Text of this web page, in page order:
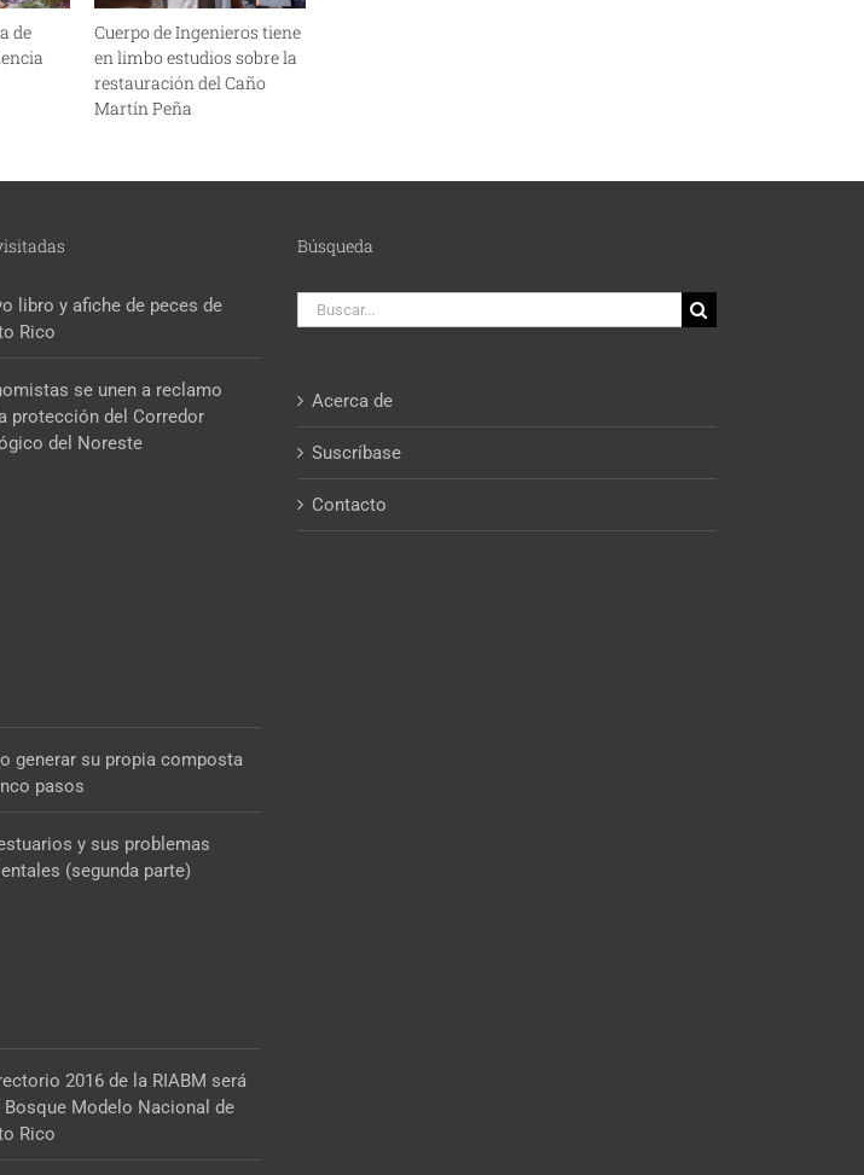
de
Cuerpo de Ingenieros tiene
en limbo estudios sobre la
restauración del Caño
Martín Peña
libro y afiche de peces de
Rico
se unen a reclamo
protección del Corredor
del Noreste
generar su propia composta
pasos
y sus problemas
(segunda parte)
2016 de la RIABM será
Bosque Modelo Nacional de
Rico
Búsqueda
Buscar:
Acerca de
Suscríbase
Contacto